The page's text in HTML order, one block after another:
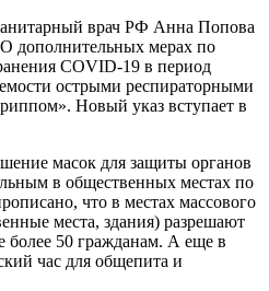
врач РФ Анна Попова
дополнительных мерах по
COVID-19 в период
острыми респираторными
Новый указ вступает в
масок для защиты органов
в общественных местах по
что в местах массового
места, здания) разрешают
более 50 гражданам. А еще в
час для общепита и